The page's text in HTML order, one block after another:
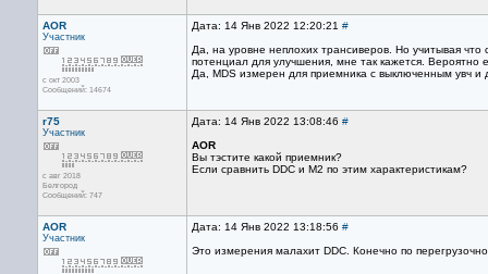
AOR
Участник
с окт 2003
Сообщений: 14674
Дата: 14 Янв 2022 12:20:21 #
Да, на уровне неплохих трансиверов. Но учитывая
потенциал для улучшения, мне так кажется.
Да, MDS измерен для приемника с выключенным увч
r75
Участник
с авг 2018
Белгород
Сообщений: 747
Дата: 14 Янв 2022 13:08:46 #
AOR
Вы тэстите какой приемник?
Если сравнить DDC и М2 по этим характеристикам?
AOR
Участник
Дата: 14 Янв 2022 13:18:56 #
Это измерения малахит DDC. Конечно по